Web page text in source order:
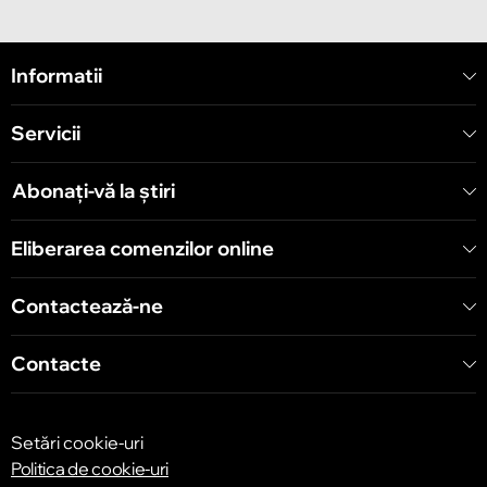
Strada Mitropolit Varlaam 58
Chișinău
Informatii
Servicii
Abonați-vă la știri
Eliberarea comenzilor online
Contactează-ne
Contacte
Setări cookie-uri
Politica de cookie-uri